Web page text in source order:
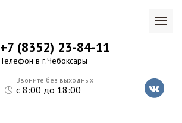
Звоните без выходных
с 8:00 до 18:00
+7 (8352) 23-84-11
Телефон в г.Чебоксары